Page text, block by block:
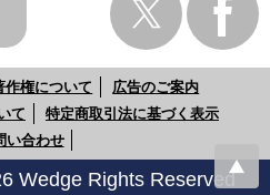
作権について
広告のご案内
て
特定商取引法に基づく表示
い合わせ
Wedge Rights Reserved